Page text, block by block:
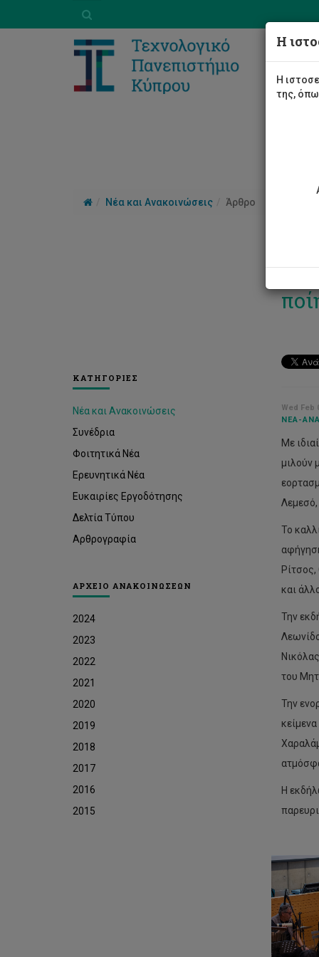
Νέα και Ανακοινώσεις Άρθρο
ΚΑΤΗΓΟΡΙΕΣ
Νέα και Ανακοινώσεις
Συνέδρια
Φοιτητικά Νέα
Ερευνητικά Νέα
Ευκαιρίες Εργοδότησης
Δελτία Τύπου
Αρθρογραφία
ΑΡΧΕΙΟ ΑΝΑΚΟΙΝΩΣΕΩΝ
2024
2023
2022
2021
2020
2019
2018
2017
2016
2015
Το
Wed Feb
ΝΈΑ-
Με
μιλούν
Λεμεσό,
Το
και
Την
του
Την
Η
Το
Η
Η
της,